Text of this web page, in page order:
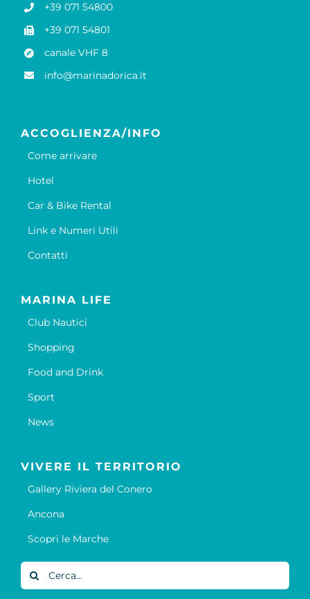
+39 071 54800
+39 071 54801
canale VHF 8
info@marinadorica.it
ACCOGLIENZA/INFO
Come arrivare
Hotel
Car & Bike Rental
Link e Numeri Utili
Contatti
MARINA LIFE
Club Nautici
Shopping
Food and Drink
Sport
News
VIVERE IL TERRITORIO
Gallery Riviera del Conero
Ancona
Scopri le Marche
Cerca
per: